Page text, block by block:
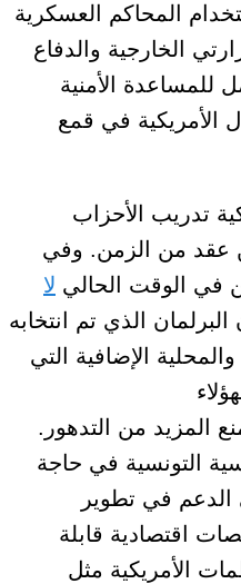
المحاكم العسكرية
الخارجية والدفاع
للمساعدة الأمنية
الأمريكية في قمع
تدريب الأحزاب
عقد من الزمن. وفي
في الوقت الحالي لا
البرلمان الذي تم انتخابه
الإضافية التي
المزيد من التدهور.
التونسية في حاجة
في تطوير
اقتصادية قابلة
الأمريكية مثل